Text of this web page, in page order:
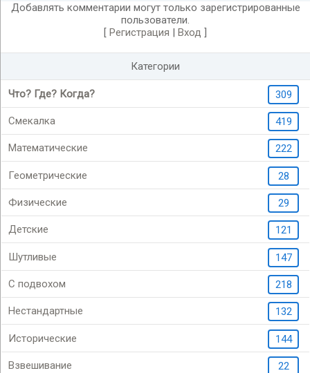
Добавлять комментарии могут только зарегистрированные
пользователи.
[ Регистрация | Вход ]
Категории
Что? Где? Когда? 309
Смекалка 419
Математические 222
Геометрические 28
Физические 29
Детские 121
Шутливые 147
С подвохом 218
Нестандартные 132
Исторические 144
Взвешивание 22